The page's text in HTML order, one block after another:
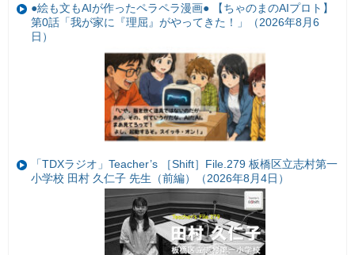
●絵も文もAIが作ったペラペラ漫画● 【ちゃのまのAIプロト】
第0話「我が家に『理屈』がやってきた！」（2026年8月6
日）
「TDXラジオ」Teacher’s ［Shift］File.279 板橋区立志村第一
小学校 田村 久仁子 先生（前編）（2026年8月4日）